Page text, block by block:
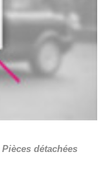
Pièces détachées